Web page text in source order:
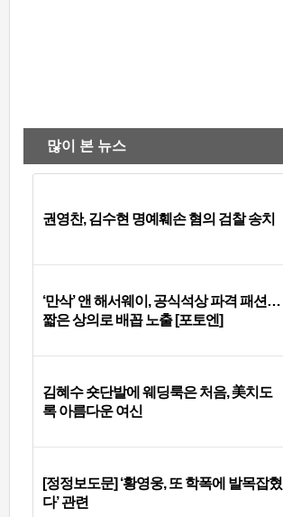
많이 본 뉴스
권영찬, 김수현 명예훼손 혐의 검찰 송치
‘만삭’ 앤 해서웨이, 공식석상 파격 패션…
짧은 상의로 배꼽 노출 [포토엔]
김혜수 숏단발에 웨딩룩은 처음, 美치도
록 아름다운 여신
[정정보도문] ‘황영웅, 또 학폭에 발목잡혔
다’ 관련